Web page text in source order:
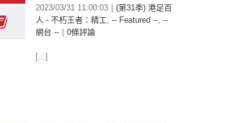
2023/03/31 11:00:03
(第31季) 港足百
人 - 不朽王者：精工, -- Featured --, --
網台 --
0條評論
[...]